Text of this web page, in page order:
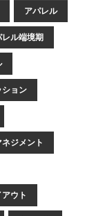
アパレル
レル端境期
ション
ネジメント
アウト